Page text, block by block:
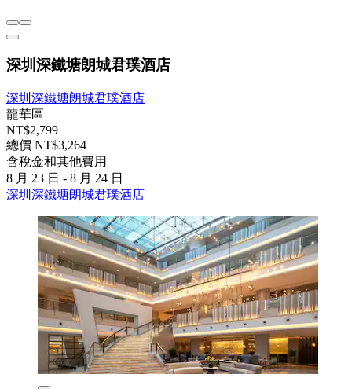
深圳深鐵塘朗城君璞酒店
深圳深鐵塘朗城君璞酒店
龍華區
NT$2,799
總價 NT$3,264
含稅金和其他費用
8 月 23 日 - 8 月 24 日
深圳深鐵塘朗城君璞酒店